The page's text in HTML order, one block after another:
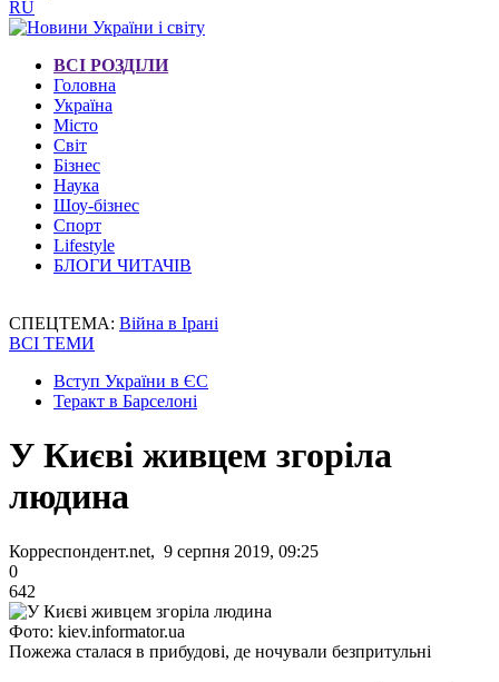
RU
ВСІ РОЗДІЛИ
Головна
Україна
Місто
Світ
Бізнес
Наука
Шоу-бізнес
Спорт
Lifestyle
БЛОГИ ЧИТАЧІВ
СПЕЦТЕМА: Війна в Ірані
ВСІ ТЕМИ
Вступ України в ЄС
Теракт в Барселоні
У Києві живцем згоріла
людина
Корреспондент.net, 9 серпня 2019, 09:25
0
642
Фото: kiev.informator.ua
Пожежа сталася в прибудові, де ночували безпритульні